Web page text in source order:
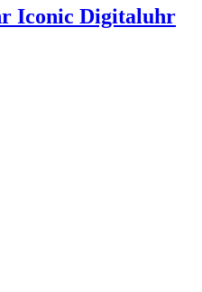
Iconic Digitaluhr